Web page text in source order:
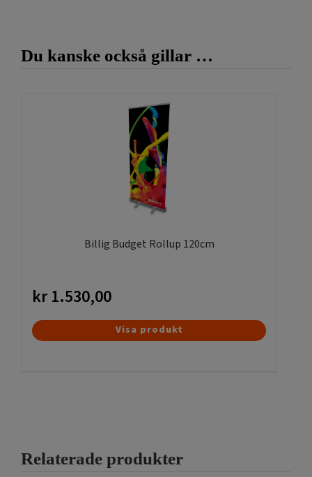
vilket helt enkelt är ett tyg med tryckta budskap och färger.
Självklart finns fler modeller på bord och diskar,
Självklart hjälper till med designen, kontakta
eller ring 011-251515. Följ oss på
Du kanske också gillar …
Billig Budget Rollup 120cm
kr1.530,00
Visa produkt
Relaterade produkter